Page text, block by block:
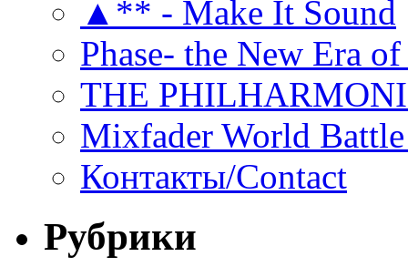
▲** - Make It Sound
Phase- the New Era
THE
Mixfader World
Контакты/Contact
Рубрики